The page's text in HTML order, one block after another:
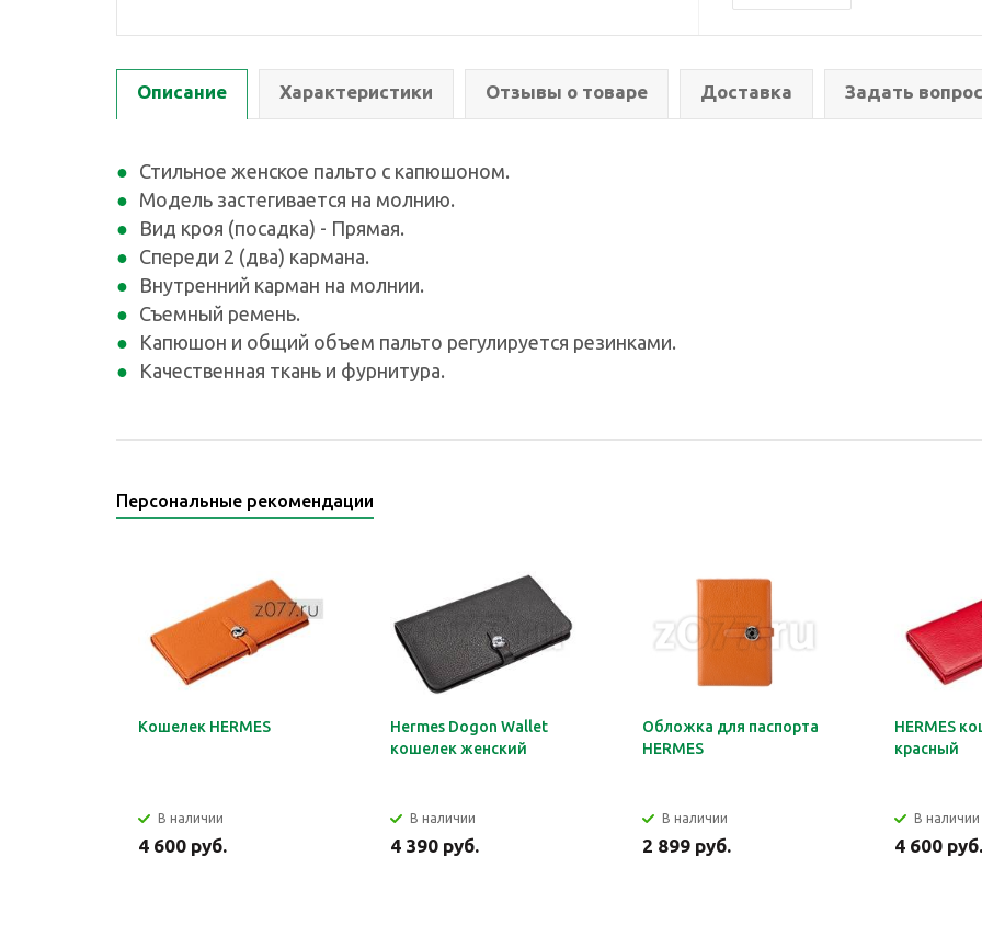
Описание Характеристики Отзывы о товаре Доставка Задать вопрос
Стильное женское пальто с капюшоном.
Модель застегивается на молнию.
Вид кроя (посадка) - Прямая.
Спереди 2 (два) кармана.
Внутренний карман на молнии.
Съемный ремень.
Капюшон и общий объем пальто регулируется резинками.
Качественная ткань и фурнитура.
Персональные рекомендации
Кошелек HERMES
В наличии
4 600 руб.
Hermes Dogon Wallet
кошелек женский
В наличии
4 390 руб.
Обложка для паспорта
HERMES
В наличии
2 899 руб.
HERMES
красный
В наличии
4 600 руб.